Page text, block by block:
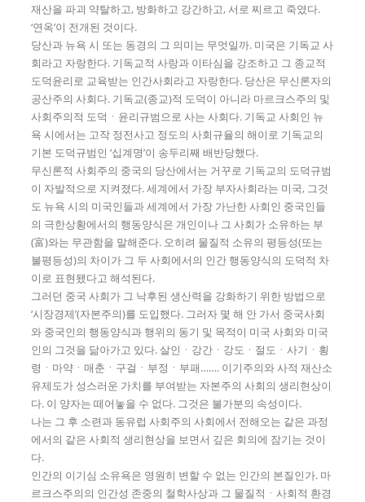
재산을 파괴 약탈하고, 방화하고 강간하고, 서로 찌르고 죽였다.
‘연옥’이 전개된 것이다.
당산과 뉴욕 시 또는 동경의 그 의미는 무엇일까. 미국은 기독교 사
회라고 자랑한다. 기독교적 사랑과 이타심을 강조하고 그 종교적
도덕윤리로 교육받는 인간사회라고 자랑한다. 당산은 무신론자의
공산주의 사회다. 기독교(종교)적 도덕이 아니라 마르크스주의 및
사회주의적 도덕ㆍ윤리규범으로 사는 사회다. 기독교 사회인 뉴
욕 시에서는 고작 정전사고 정도의 사회규율의 해이로 기독교의
기본 도덕규범인 ‘십계명’이 송두리째 배반당했다.
무신론적 사회주의 중국의 당산에서는 거꾸로 기독교의 도덕규범
이 자발적으로 지켜졌다. 세계에서 가장 부자사회라는 미국, 그것
도 뉴욕 시의 미국인들과 세계에서 가장 가난한 사회인 중국인들
의 극한상황에서의 행동양식은 개인이나 그 사회가 소유하는 부
(富)와는 무관함을 말해준다. 오히려 물질적 소유의 평등성(또는
불평등성)의 차이가 그 두 사회에서의 인간 행동양식의 도덕적 차
이로 표현됐다고 해석된다.
그러던 중국 사회가 그 낙후된 생산력을 강화하기 위한 방법으로
‘시장경제’(자본주의)를 도입했다. 그러자 몇 해 안 가서 중국사회
와 중국인의 행동양식과 행위의 동기 및 목적이 미국 사회와 미국
인의 그것을 닮아가고 있다. 살인ㆍ강간ㆍ강도ㆍ절도ㆍ사기ㆍ횡
령ㆍ마약ㆍ매춘ㆍ구걸ㆍ부정ㆍ부패……. 이기주의와 사적 재산소
유제도가 성스러운 가치를 부여받는 자본주의 사회의 생리현상이
다. 이 양자는 떼어놓을 수 없다. 그것은 불가분의 속성이다.
나는 그 후 소련과 동유럽 사회주의 사회에서 전해오는 같은 과정
에서의 같은 사회적 생리현상을 보면서 깊은 회의에 잠기는 것이
다.
인간의 이기심 소유욕은 영원히 변할 수 없는 인간의 본질인가. 마
르크스주의의 인간성 존중의 철학사상과 그 물질적ㆍ사회적 환경